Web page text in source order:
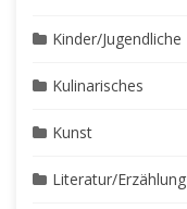
Kinder/Jugendliche
Kulinarisches
Kunst
Literatur/Erzählung